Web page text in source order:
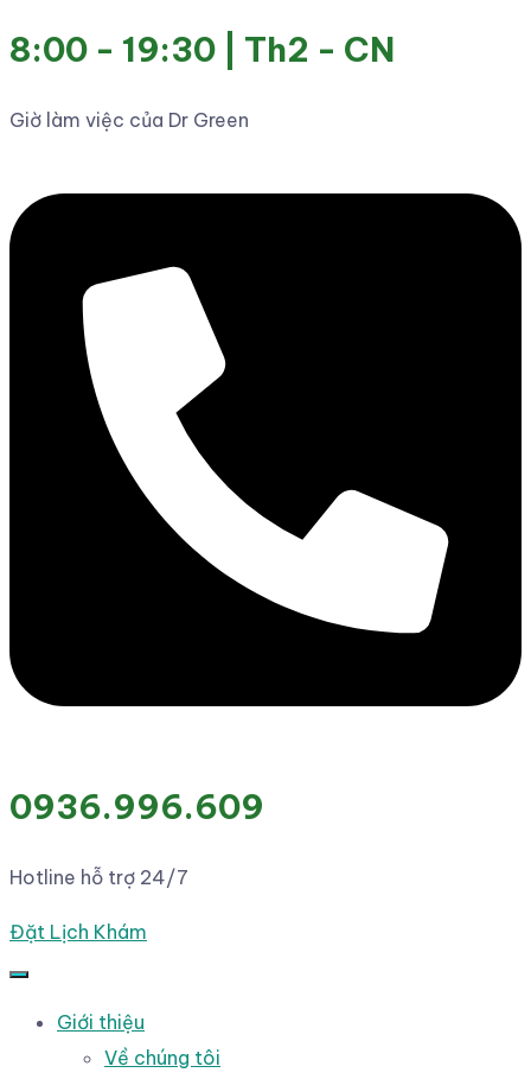
8:00 - 19:30 | Th2 - CN
Giờ làm việc của Dr Green
0936.996.609
Hotline hỗ trợ 24/7
Đặt Lịch Khám
Giới thiệu
Về chúng tôi